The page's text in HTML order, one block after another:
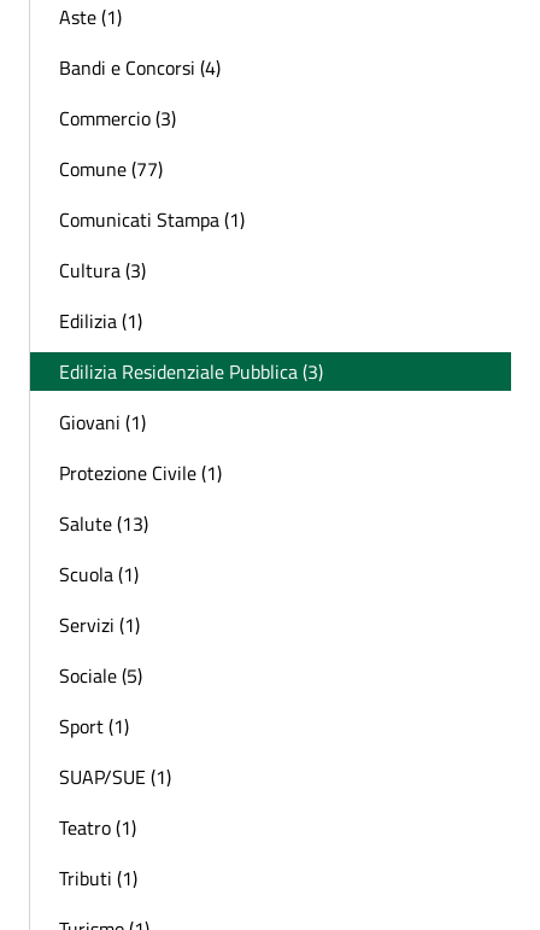
Aste (1)
Bandi e Concorsi (4)
Commercio (3)
Comune (77)
Comunicati Stampa (1)
Cultura (3)
Edilizia (1)
Edilizia Residenziale Pubblica (3)
Giovani (1)
Protezione Civile (1)
Salute (13)
Scuola (1)
Servizi (1)
Sociale (5)
Sport (1)
SUAP/SUE (1)
Teatro (1)
Tributi (1)